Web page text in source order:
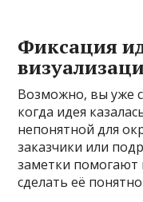
Фиксация
Возможно, вы уже
когда идея
непонятной для
заказчики или
заметки помогают
сделать её